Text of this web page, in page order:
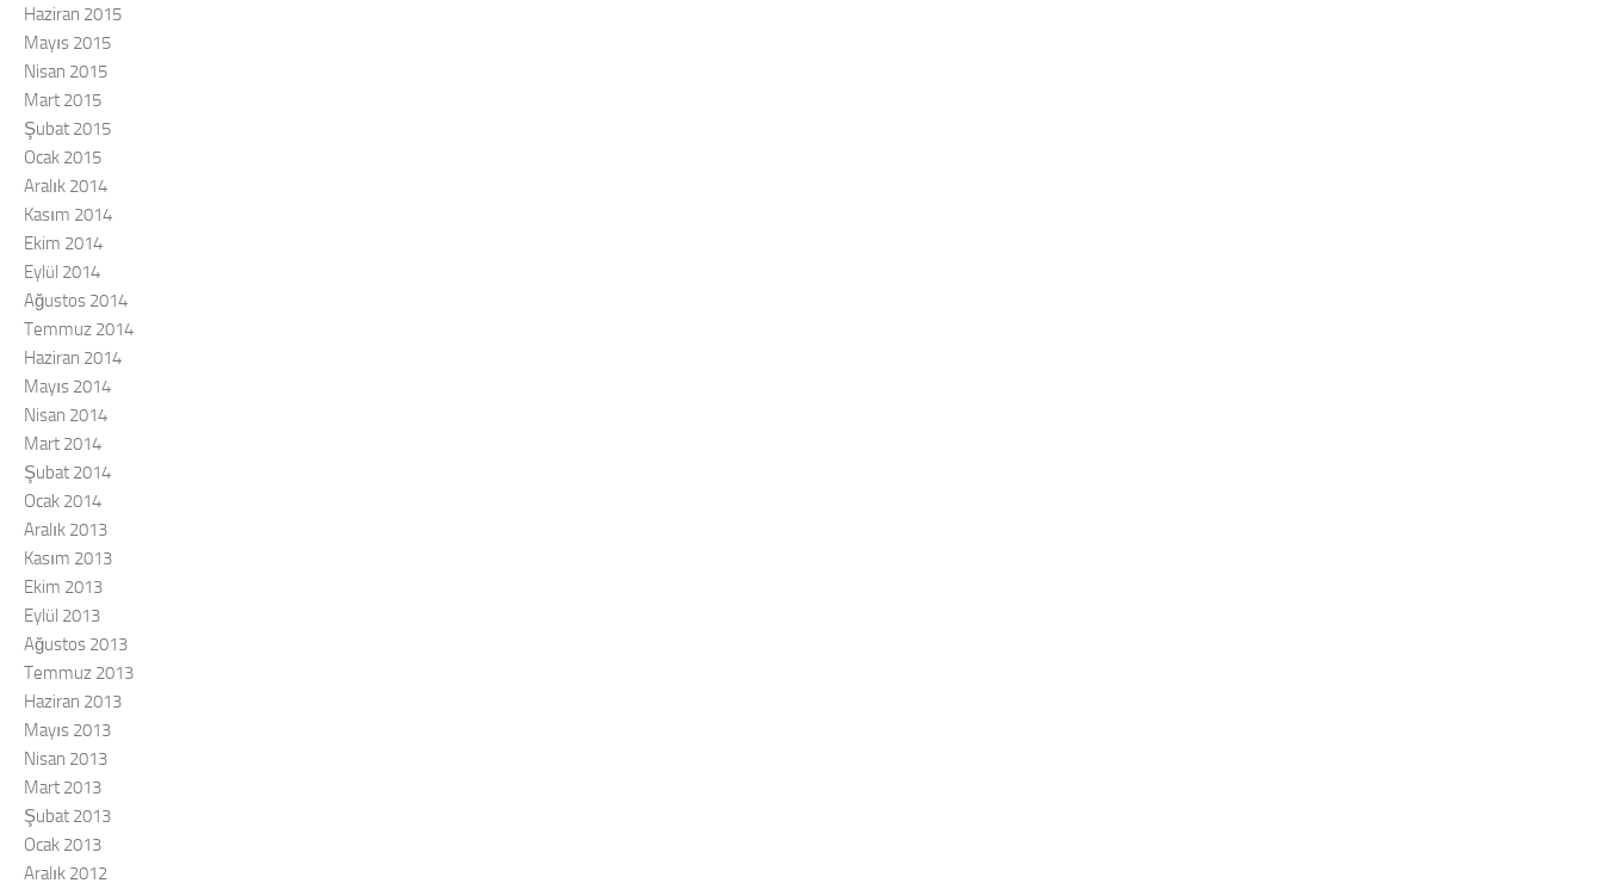
Haziran 2015
Mayıs 2015
Nisan 2015
Mart 2015
Şubat 2015
Ocak 2015
Aralık 2014
Kasım 2014
Ekim 2014
Eylül 2014
Ağustos 2014
Temmuz 2014
Haziran 2014
Mayıs 2014
Nisan 2014
Mart 2014
Şubat 2014
Ocak 2014
Aralık 2013
Kasım 2013
Ekim 2013
Eylül 2013
Ağustos 2013
Temmuz 2013
Haziran 2013
Mayıs 2013
Nisan 2013
Mart 2013
Şubat 2013
Ocak 2013
Aralık 2012